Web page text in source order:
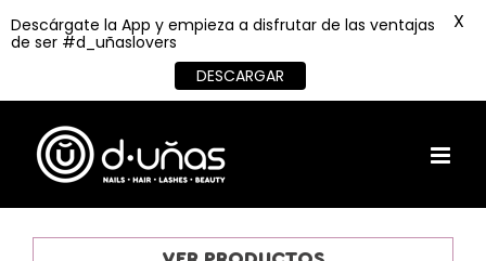
content
Descárgate la App y empieza a disfrutar de las ventajas
de ser #d_uñaslovers
DESCARGAR
X